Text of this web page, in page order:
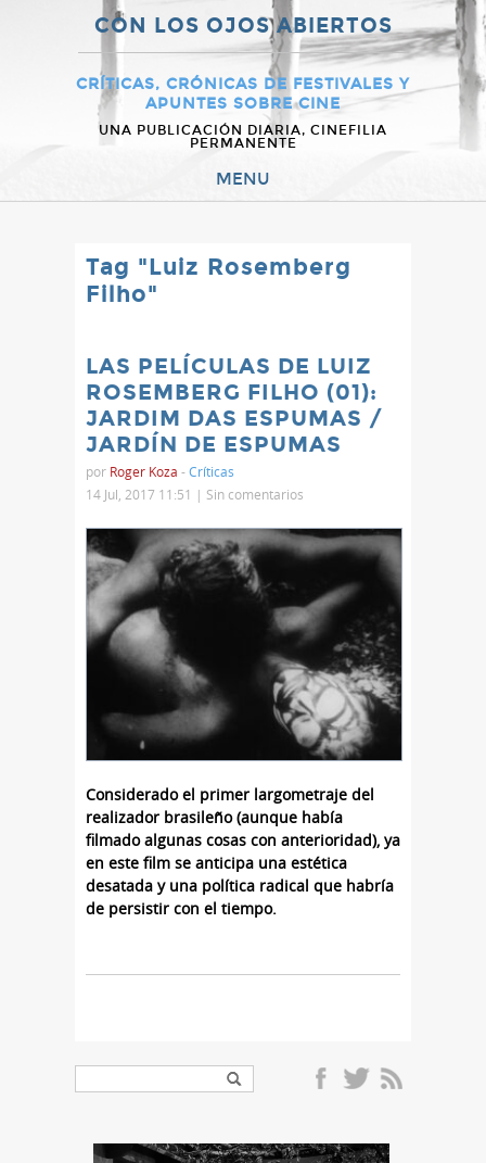
CON LOS OJOS ABIERTOS
CRÍTICAS, CRÓNICAS DE FESTIVALES Y
APUNTES SOBRE CINE
UNA PUBLICACIÓN DIARIA, CINEFILIA
PERMANENTE
MENU
Tag "Luiz Rosemberg
Filho"
LAS PELÍCULAS DE LUIZ
ROSEMBERG FILHO (01):
JARDIM DAS ESPUMAS /
JARDÍN DE ESPUMAS
por Roger Koza -Críticas
14 Jul, 2017 11:51 | Sin comentarios
Considerado el primer largometraje del
realizador brasileño (aunque había
filmado algunas cosas con anterioridad), ya
en este film se anticipa una estética
desatada y una política radical que habría
de persistir con el tiempo.